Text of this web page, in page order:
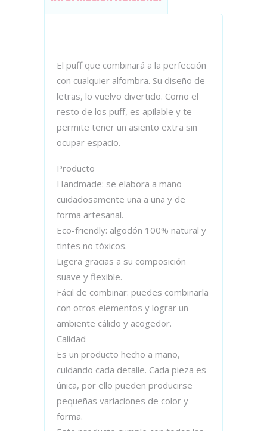
El puff que combinará a la perfección
con cualquier alfombra. Su diseño de
letras, lo vuelvo divertido. Como el
resto de los puff, es apilable y te
permite tener un asiento extra sin
ocupar espacio.
Producto
Handmade: se elabora a mano
cuidadosamente una a una y de
forma artesanal.
Eco-friendly: algodón 100% natural y
tintes no tóxicos.
Ligera gracias a su composición
suave y flexible.
Fácil de combinar: puedes combinarla
con otros elementos y lograr un
ambiente cálido y acogedor.
Calidad
Es un producto hecho a mano,
cuidando cada detalle. Cada pieza es
única, por ello pueden producirse
pequeñas variaciones de color y
forma.